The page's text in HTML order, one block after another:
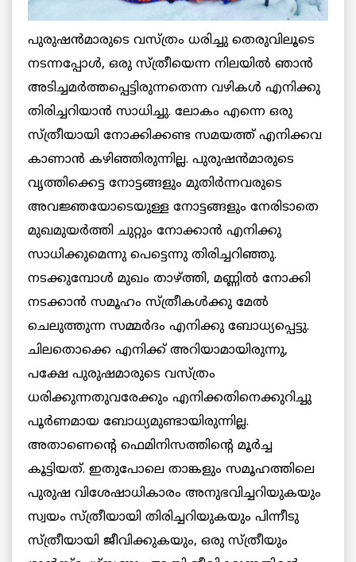
പുരുഷന്‍മാരുടെ വസ്ത്രം ധരിച്ചു തെരുവിലൂടെ
നടന്നപ്പോള്‍, ഒരു സ്ത്രീയെന്ന നിലയില്‍ ഞാന്‍
അടിച്ചമര്‍ത്തപ്പെട്ടിരുന്നതെന്ന വഴികള്‍ എനിക്കു
തിരിച്ചറിയാന്‍ സാധിച്ചു. ലോകം എന്നെ ഒരു
സ്ത്രീയായി നോക്കിക്കണ്ട സമയത്ത് എനിക്കവ
കാണാന്‍ കഴിഞ്ഞിരുന്നില്ല. പുരുഷന്‍മാരുടെ
വൃത്തിക്കെട്ട നോട്ടങ്ങളും മുതിര്‍ന്നവരുടെ
അവജ്ഞയോടെയുള്ള നോട്ടങ്ങളും നേരിടാതെ
മുഖമുയര്‍ത്തി ചുറ്റും നോക്കാന്‍ എനിക്കു
സാധിക്കുമെന്നു പെട്ടെന്നു തിരിച്ചറിഞ്ഞു.
നടക്കുമ്പോള്‍ മുഖം താഴ്ത്തി, മണ്ണില്‍ നോക്കി
നടക്കാന്‍ സമൂഹം സ്ത്രീകള്‍ക്കു മേല്‍
ചെലുത്തുന്ന സമ്മര്‍ദം എനിക്കു ബോധ്യപ്പെട്ടു.
ചിലതൊക്കെ എനിക്ക് അറിയാമായിരുന്നു,
പക്ഷേ പുരുഷമാരുടെ വസ്ത്രം
ധരിക്കുന്നതുവരേക്കും എനിക്കതിനെക്കുറിച്ചു
പൂര്‍ണമായ ബോധ്യമുണ്ടായിരുന്നില്ല.
അതാണെന്റെ ഫെമിനിസത്തിന്റെ മൂര്‍ച്ച
കൂട്ടിയത്. ഇതുപോലെ താങ്കളും സമൂഹത്തിലെ
പുരുഷ വിശേഷാധികാരം അനുഭവിച്ചറിയുകയും
സ്വയം സ്ത്രീയായി തിരിച്ചറിയുകയും പിന്നീടു
സ്ത്രീയായി ജീവിക്കുകയും, ഒരു സ്ത്രീയും